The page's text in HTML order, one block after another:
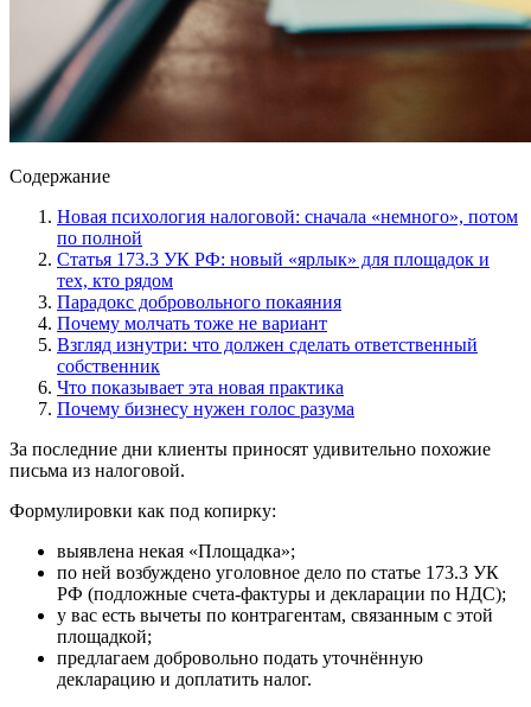
Содержание
Новая психология налоговой: сначала «немного», потом
по полной
Статья 173.3 УК РФ: новый «ярлык» для площадок и
тех, кто рядом
Парадокс добровольного покаяния
Почему молчать тоже не вариант
Взгляд изнутри: что должен сделать ответственный
собственник
Что показывает эта новая практика
Почему бизнесу нужен голос разума
За последние дни клиенты приносят удивительно похожие
письма из налоговой.
Формулировки как под копирку:
выявлена некая «Площадка»;
по ней возбуждено уголовное дело по статье 173.3 УК
РФ (подложные счета‑фактуры и декларации по НДС);
у вас есть вычеты по контрагентам, связанным с этой
площадкой;
предлагаем добровольно подать уточнённую
декларацию и доплатить налог.